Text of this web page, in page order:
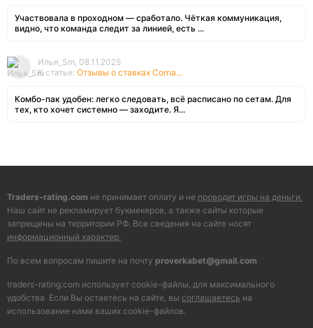
Участвовала в проходном — сработало. Чёткая коммуникация,
видно, что команда следит за линией, есть ...
Илья_Sm, 08.11.2025
К статье: Отзывы о ставках Corna...
Комбо-пак удобен: легко следовать, всё расписано по сетам. Для
тех, кто хочет системно — заходите. Я...
Traders-rating.com не принимает оплату и не проводит игры на деньги.
Наш сайт не рекламирует букмекеров, а также сайты которые
запрещены на территории РФ. Все сведения на сайте носят
информационный характер.
По всем вопросам пишите на почту proverkabet@gmail.com
traders-rating.com использует cookie-файлы, для максимального
удобства. Если Вы остаетесь на сайте, вы соглашаетесь на
использование нами ваших cookie-файлов.